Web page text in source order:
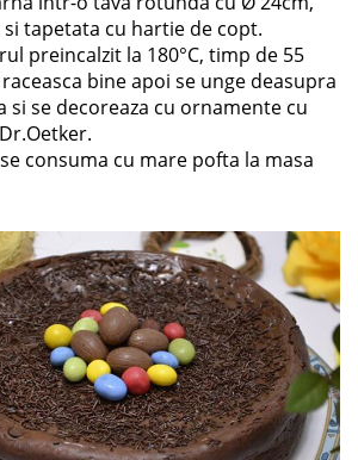
tapetata cu hartie de copt.
preincalzit la 180°C, timp de 55
raceasca bine apoi se unge deasupra
si se decoreaza cu ornamente cu
consuma cu mare pofta la masa